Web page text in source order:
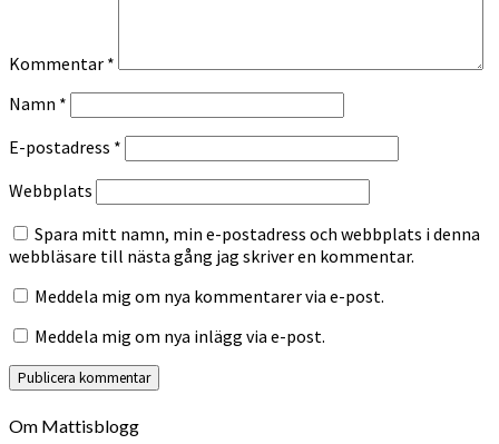
Kommentar *
Namn *
E-postadress *
Webbplats
Spara mitt namn, min e-postadress och webbplats i denna
webbläsare till nästa gång jag skriver en kommentar.
Meddela mig om nya kommentarer via e-post.
Meddela mig om nya inlägg via e-post.
Om Mattisblogg